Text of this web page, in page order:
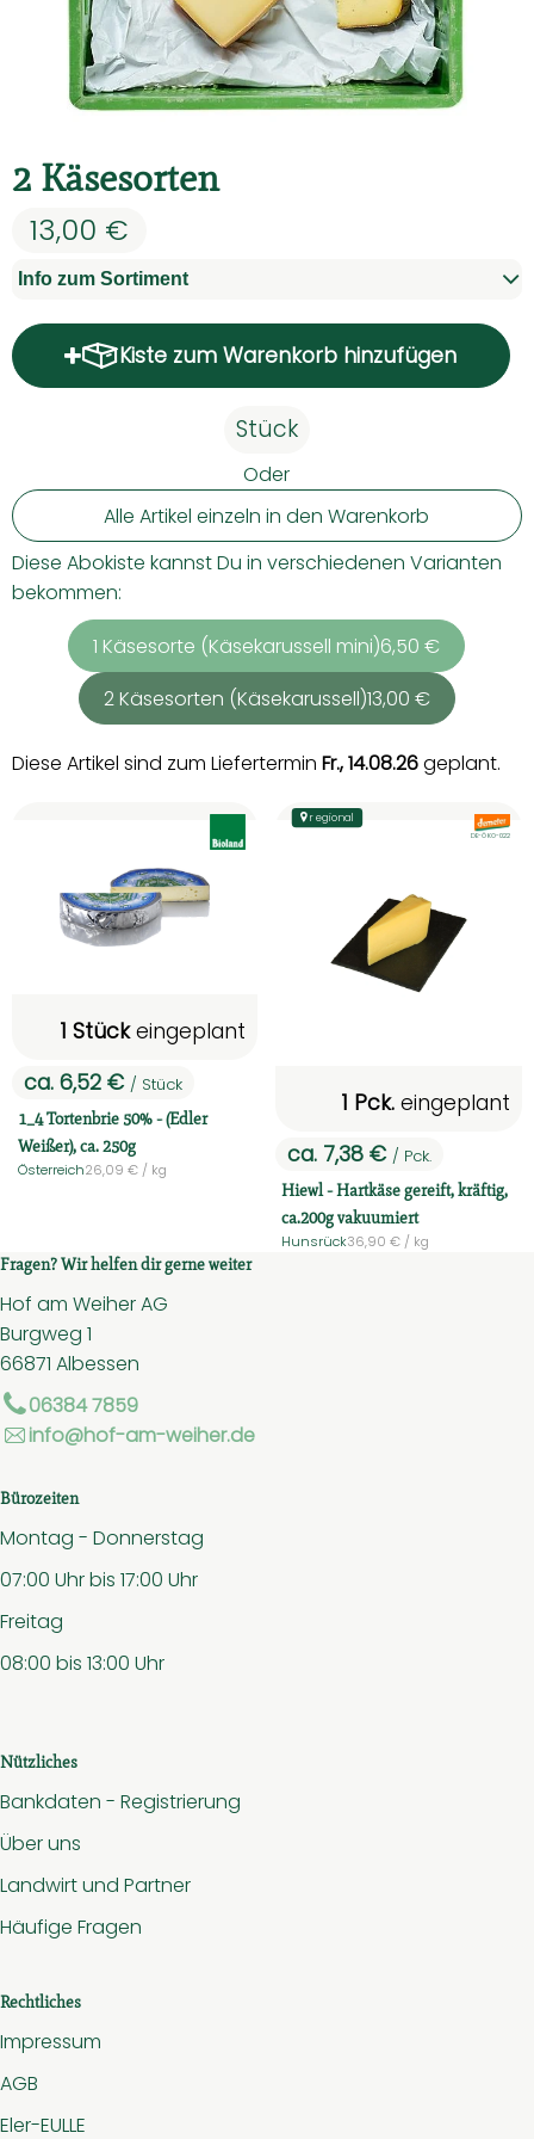
Kühltheke
Backwaren
Getränke
Kosmetik
Haushalt & Co
Hoffest 2026
Hauslieferservice - So geht's
Solidarbeitrag
2 Käsesorten
13,00 €
Info zum Sortiment
Kiste zum Warenkorb hinzufügen
Kiste zum Warenkorb
Stück
Oder
Alle Artikel einzeln in den Warenkorb
Diese Abokiste kannst Du in verschiedenen Varianten
bekommen:
1 Käsesorte (Käsekarussell mini)6,50 €
2 Käsesorten (Käsekarussell)13,00 €
Diese Artikel sind zum Liefertermin Fr., 14.08.26 geplant.
, Preis:
ca. 6,52 € / Stück
1_4 Tortenbrie 50% - (Edler
Weißer), ca. 250g
, Herkunft:
Österreich, Referenzpreis:
26,09 € / kg
1 Stückeingeplant
, Preis:
ca. 7,38 € / Pck.
Hiewl - Hartkäse gereift, kräftig,
ca.200g vakuumiert
, Herkunft:
Hunsrück, Referenzpreis:
36,90 € / kg
1 Pck. eingeplant
,
, Kontrollstelle:
DE-ÖKO-022
regional
Fragen? Wir helfen dir gerne weiter
Hof am Weiher AG
Burgweg 1
66871 Albessen
06384 7859
info@hof-am-weiher.de
Bürozeiten
Montag - Donnerstag
07:00 Uhr bis 17:00 Uhr
Freitag
08:00 bis 13:00 Uhr
Nützliches
Bankdaten - Registrierung
Über uns
Landwirt und Partner
Häufige Fragen
Rechtliches
Impressum
AGB
Eler-EULLE